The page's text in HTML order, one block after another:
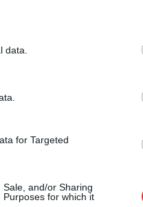
data.
for Targeted
and/or Sharing
for which it
kezdődött igazán, a
már most olyan